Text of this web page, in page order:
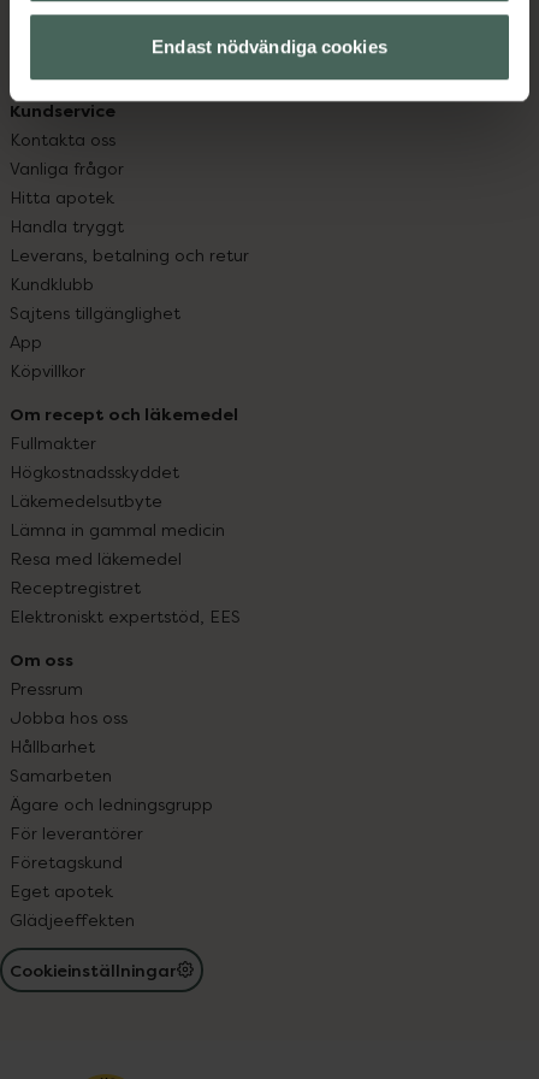
Endast nödvändiga cookies
hjälpa just dig att må lite bättre. Välkommen att prata
Kundservice
Kontakta oss
Vanliga frågor
Hitta apotek
Handla tryggt
Leverans, betalning och retur
Kundklubb
Sajtens tillgänglighet
App
Köpvillkor
Om recept och läkemedel
Fullmakter
Högkostnadsskyddet
Läkemedelsutbyte
Lämna in gammal medicin
Resa med läkemedel
Receptregistret
Elektroniskt expertstöd, EES
Om oss
Pressrum
Jobba hos oss
Hållbarhet
Samarbeten
Ägare och ledningsgrupp
För leverantörer
Företagskund
Eget apotek
Glädjeeffekten
Cookieinställningar